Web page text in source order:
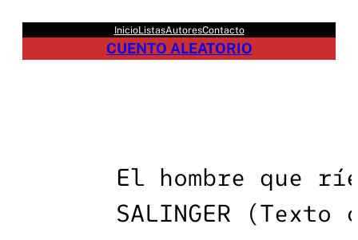
contenido
InicioListasAutoresContacto
CUENTO ALEATORIO
El hombre que
SALINGER (Texto